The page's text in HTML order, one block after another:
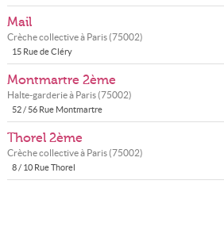
Mail
Crèche collective à Paris(75002)
15 Rue de Cléry
Montmartre 2ème
Halte-garderie à Paris(75002)
52 / 56 Rue Montmartre
Thorel 2ème
Crèche collective à Paris(75002)
8 / 10 Rue Thorel